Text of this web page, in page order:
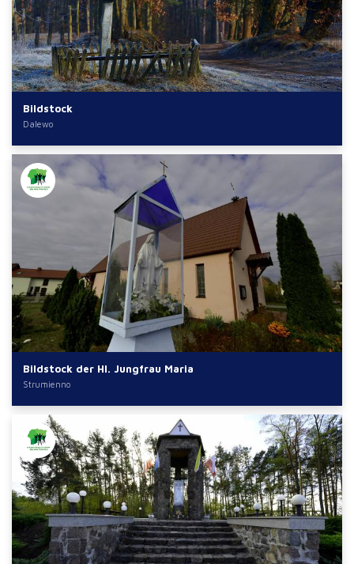
Bildstock
Dalewo
Bildstock der Hl. Jungfrau Maria
Strumienno